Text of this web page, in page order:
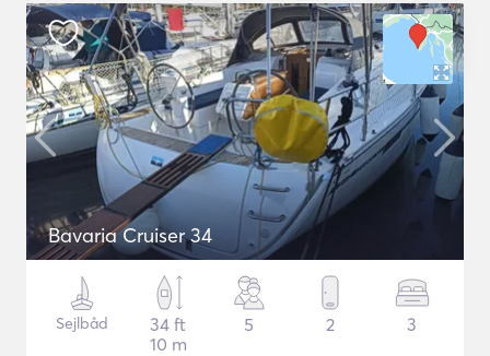
Bavaria Cruiser 34
Sejlbåd
34 ft
10 m
5 2 3